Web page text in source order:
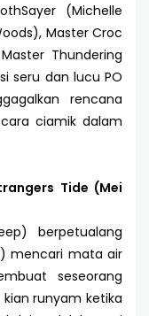
(Michelle
Master Croc
Thundering
seru dan lucu PO
rencana
ciamik dalam
Tide (Mei
berpetualang
mencari mata air
seseorang
runyam ketika